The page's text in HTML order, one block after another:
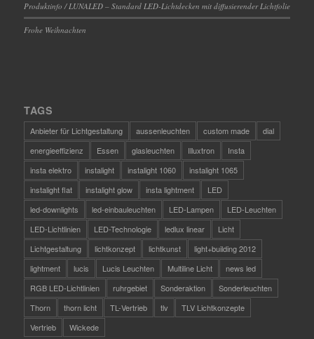
Produktinfo / LUNALED – Standard LED-Lichtdecken mit diffusierender Lichtfolie
Frohe Weihnachten
TAGS
Anbieter für Lichtgestaltung aussenleuchten custom made
dial
energieeffizienz
Essen glasleuchten Illuxtron
Insta
insta elektro
instalight instalight 1060
instalight 1065
instalight flat
instalight glow insta lightment
LED
led-downlights
led-einbauleuchten LED-Lampen
LED-Leuchten
LED-Lichtlinien
LED-Technologie ledlux linear
Licht
Lichtgestaltung
lichtkonzept lichtkunst
light+building 2012
lightment
lucis Lucis Leuchten Multiline Licht
news led
RGB LED-Lichtlinien
ruhrgebiet Sonderaktion
Sonderleuchten
Thorn
thorn licht TL-Vertrieb tlv
TLV Lichtkonzepte
Vertrieb
Wickede